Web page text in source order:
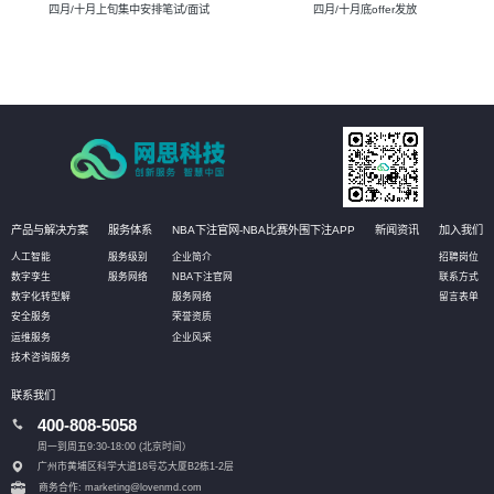
四月/十月上旬集中安排笔试/面试 四月/十月底offer发放
产品与解决方案
人工智能
数字孪生
数字化转型解
安全服务
运维服务
技术咨询服务
服务体系
服务级别
服务网络
NBA下注官网-NBA比赛外围下注APP
企业简介
NBA下注官网
服务网络
荣誉资质
企业风采
新闻资讯 加入我们
招聘岗位
联系方式
留言表单
联系我们
400-808-5058
周一到周五9:30-18:00 (北京时间）
广州市黄埔区科学大道18号芯大厦B2栋1-2层
商务合作: marketing@lovenmd.com